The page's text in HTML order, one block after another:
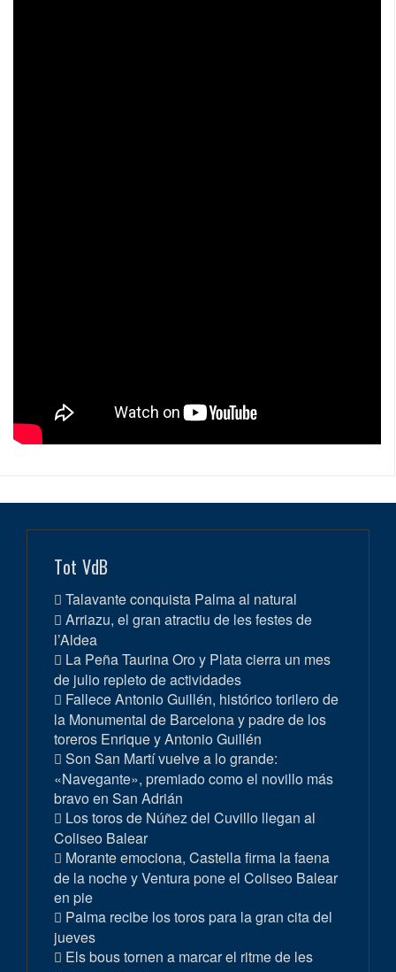
Tot VdB
Talavante conquista Palma al natural
Arriazu, el gran atractiu de les festes de
l’Aldea
La Peña Taurina Oro y Plata cierra un mes
de julio repleto de actividades
Fallece Antonio Guillén, histórico torilero de
la Monumental de Barcelona y padre de los
toreros Enrique y Antonio Guillén
Son San Martí vuelve a lo grande:
«Navegante», premiado como el novillo más
bravo en San Adrián
Los toros de Núñez del Cuvillo llegan al
Coliseo Balear
Morante emociona, Castella firma la faena
de la noche y Ventura pone el Coliseo Balear
en pie
Palma recibe los toros para la gran cita del
jueves
Els bous tornen a marcar el ritme de les